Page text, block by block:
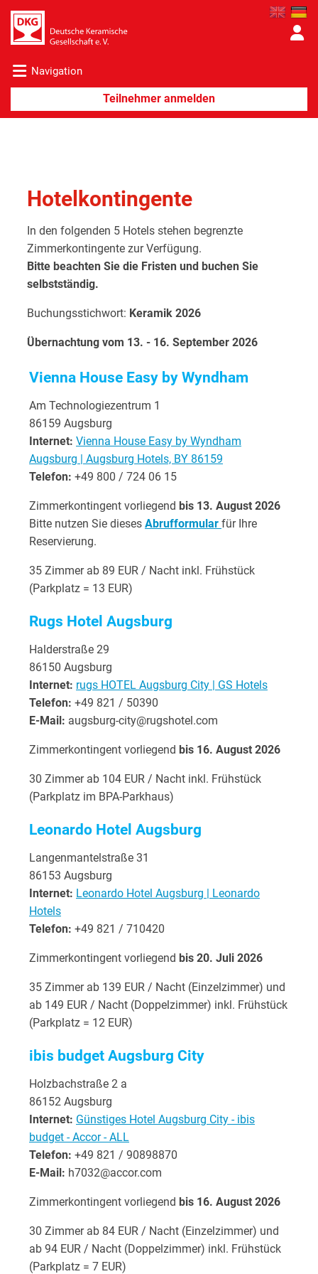
Navigation
Hotelkontingente
In den folgenden 5 Hotels stehen begrenzte
Zimmerkontingente zur Verfügung.
Bitte beachten Sie die Fristen und buchen Sie
selbstständig.
Buchungsstichwort: Keramik 2026
Übernachtung vom 13. - 16. September 2026
Vienna House Easy by Wyndham
Am Technologiezentrum 1
86159 Augsburg
Internet: Vienna House Easy by Wyndham
Augsburg | Augsburg Hotels, BY 86159
Telefon: +49 800 / 724 06 15
Zimmerkontingent vorliegend bis 13. August 2026
Bitte nutzen Sie dieses Abrufformular für Ihre
Reservierung.
35 Zimmer ab 89 EUR / Nacht inkl. Frühstück
(Parkplatz = 13 EUR)
Rugs Hotel Augsburg
Halderstraße 29
86150 Augsburg
Internet: rugs HOTEL Augsburg City | GS Hotels
Telefon: +49 821 / 50390
E-Mail: augsburg-city@rugshotel.com
Zimmerkontingent vorliegend bis 16. August 2026
30 Zimmer ab 104 EUR / Nacht inkl. Frühstück
(Parkplatz im BPA-Parkhaus)
Leonardo Hotel Augsburg
Langenmantelstraße 31
86153 Augsburg
Internet: Leonardo Hotel Augsburg | Leonardo
Hotels
Telefon: +49 821 / 710420
Zimmerkontingent vorliegend bis 20. Juli 2026
35 Zimmer ab 139 EUR / Nacht (Einzelzimmer) und
ab 149 EUR / Nacht (Doppelzimmer) inkl. Frühstück
(Parkplatz = 12 EUR)
ibis budget Augsburg City
Holzbachstraße 2 a
86152 Augsburg
Internet: Günstiges Hotel Augsburg City - ibis
budget - Accor - ALL
Telefon: +49 821 / 90898870
E-Mail: h7032@accor.com
Zimmerkontingent vorliegend bis 16. August 2026
30 Zimmer ab 84 EUR / Nacht (Einzelzimmer) und
ab 94 EUR / Nacht (Doppelzimmer) inkl. Frühstück
(Parkplatz = 7 EUR)